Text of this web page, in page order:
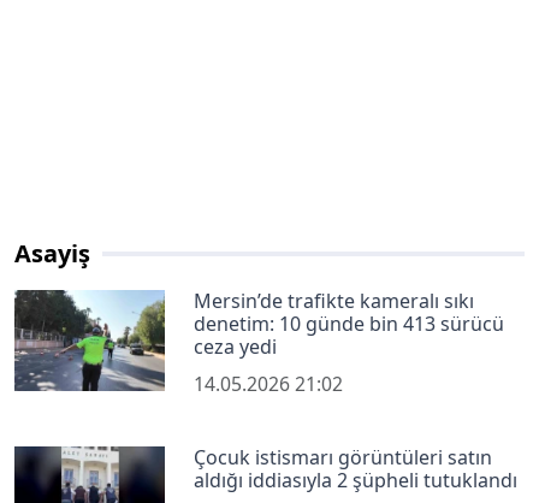
Asayiş
Mersin’de trafikte kameralı sıkı
denetim: 10 günde bin 413 sürücü
ceza yedi
14.05.2026 21:02
Çocuk istismarı görüntüleri satın
aldığı iddiasıyla 2 şüpheli tutuklandı